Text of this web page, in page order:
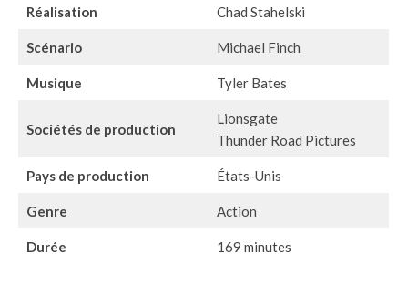
Réalisation Chad Stahelski
Scénario Michael Finch
Musique Tyler Bates
Sociétés de production
Lionsgate
Thunder Road Pictures
Pays de production États-Unis
Genre Action
Durée 169 minutes